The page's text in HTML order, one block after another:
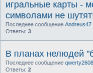
игральные карты -
символами не
Последнее сообщение Andreus47
Ответы: 3
В планах нелюдей
Последнее сообщение qwerty2608
Ответы: 2